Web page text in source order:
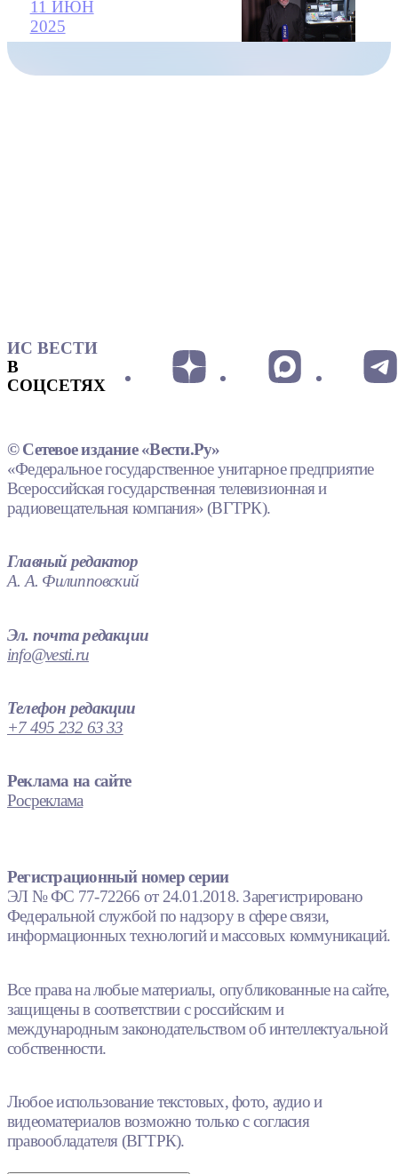
11 ИЮН
2025
ИС ВЕСТИ
В
СОЦСЕТЯХ
© Сетевое издание «Вести.Ру»
«Федеральное государственное унитарное предприятие
Всероссийская государственная телевизионная и
радиовещательная компания» (ВГТРК).
Главный редактор
А. А. Филипповский
Эл. почта редакции
info@vesti.ru
Телефон редакции
+7 495 232 63 33
Реклама на сайте
Росреклама
Регистрационный номер серии
ЭЛ № ФС 77-72266 от 24.01.2018. Зарегистрировано
Федеральной службой по надзору в сфере связи,
информационных технологий и массовых коммуникаций.
Все права на любые материалы, опубликованные на сайте,
защищены в соответствии с российским и
международным законодательством об интеллектуальной
собственности.
Любое использование текстовых, фото, аудио и
видеоматериалов возможно только с согласия
правообладателя (ВГТРК).